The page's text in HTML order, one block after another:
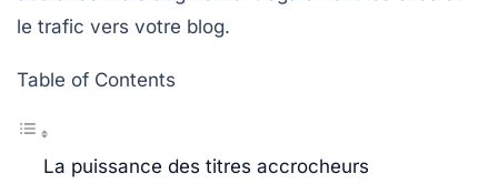
le trafic vers votre blog.
Table of Contents
La puissance des titres accrocheurs